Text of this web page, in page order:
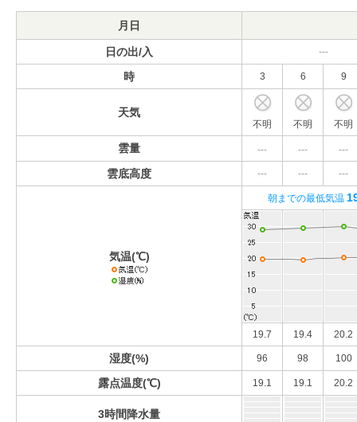
月日
日の出/入 ---
時 3 6 9
天気
不明 不明 不明
雲量 --- --- ---
雲底高度 --- --- ---
気温(℃)
朝までの最低気温
19.7 19.4 20.2
湿度(%) 96 98 100
露点温度(℃) 19.1 19.1 20.2
3時間降水量